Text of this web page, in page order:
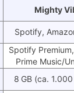
Mighty
Spotify,
Spotify
Prime Music/
8 GB (ca.